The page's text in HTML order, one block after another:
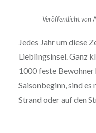
Veröffentlicht von
Jedes Jahr um diese
Lieblingsinsel. Ganz
1000 feste
Saisonbeginn, sind es
Strand oder auf den